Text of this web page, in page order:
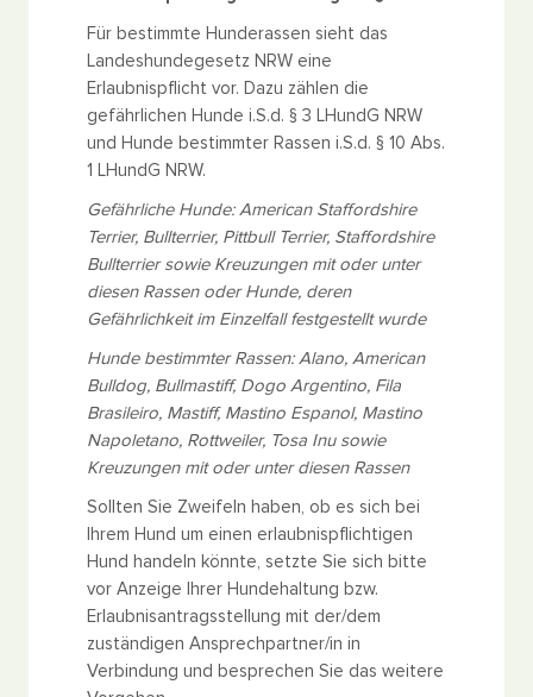
Für bestimmte Hunderassen sieht das
Landeshundegesetz NRW eine
Erlaubnispflicht vor. Dazu zählen die
gefährlichen Hunde i.S.d. § 3 LHundG NRW
und Hunde bestimmter Rassen i.S.d. § 10 Abs.
1 LHundG NRW.
Gefährliche Hunde: American Staffordshire
Terrier, Bullterrier, Pittbull Terrier, Staffordshire
Bullterrier sowie Kreuzungen mit oder unter
diesen Rassen oder Hunde, deren
Gefährlichkeit im Einzelfall festgestellt wurde
Hunde bestimmter Rassen: Alano, American
Bulldog, Bullmastiff, Dogo Argentino, Fila
Brasileiro, Mastiff, Mastino Espanol, Mastino
Napoletano, Rottweiler, Tosa Inu sowie
Kreuzungen mit oder unter diesen Rassen
Sollten Sie Zweifeln haben, ob es sich bei
Ihrem Hund um einen erlaubnispflichtigen
Hund handeln könnte, setzte Sie sich bitte
vor Anzeige Ihrer Hundehaltung bzw.
Erlaubnisantragsstellung mit der/dem
zuständigen Ansprechpartner/in in
Verbindung und besprechen Sie das weitere